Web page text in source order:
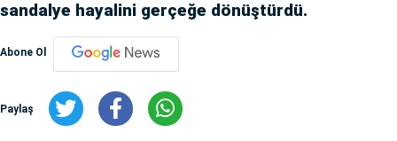
sandalye hayalini gerçeğe dönüştürdü.
Abone Ol
Paylaş